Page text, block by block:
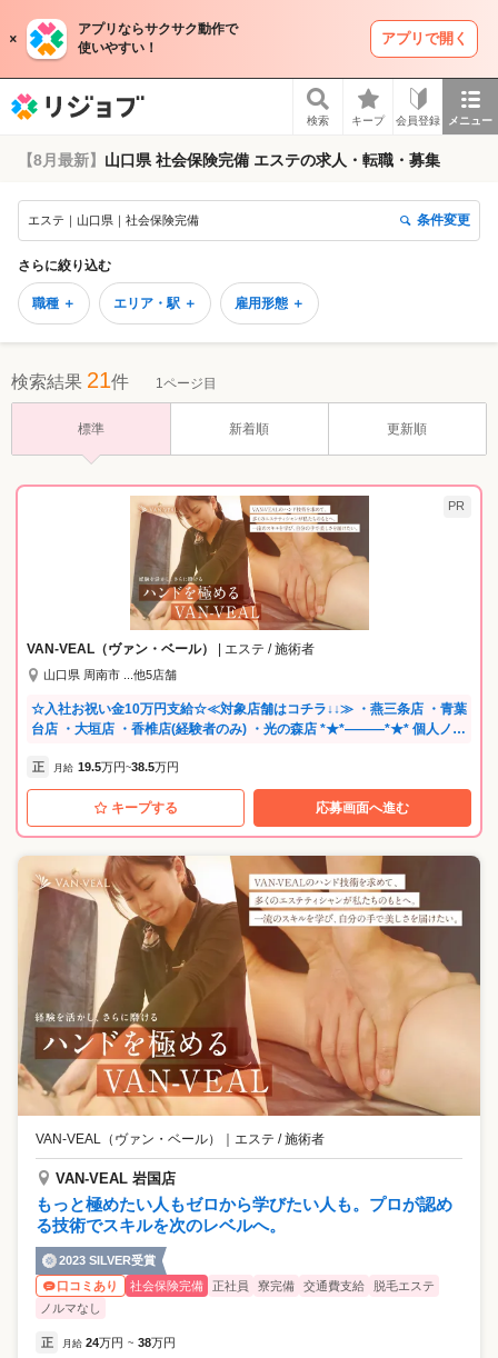
アプリならサクサク動作で
使いやすい！
アプリで開く
検索 キープ 会員登録 メニュー
【8月最新】 山口県 社会保険完備 エステの求人・転職・募集
エステ｜山口県｜社会保険完備 条件変更
さらに絞り込む
職種 ＋ エリア・駅 ＋ 雇用形態 ＋
検索結果 21件 1ページ目
標準 新着順 更新順
PR
VAN-VEAL（ヴァン・ベール） | エステ / 施術者
山口県 周南市 ...他5店舗
☆入社お祝い金10万円支給☆≪対象店舗はコチラ↓↓≫ ・燕三条店 ・青葉
台店 ・大垣店 ・香椎店(経験者のみ) ・光の森店 *★*―――*★* 個人ノル
リアアップ、評価を受けることができます。 ◎個人成績の歩合給はあり
ません。 あくまで会社全体、店全体での評価を原則としています。 ◎各
業務内容に応じた研修、勉強会が充実しています。 ◎働きながら資格取
得も応援できます。 ⌒⌒⌒⌒⌒⌒⌒⌒⌒⌒ 長く、いつまでも安心して働
ます。 長くやってきた中で、出産・育児を経験したスタッフが多数在
籍。 産休後の復帰は過去5年間の平均93％！ 自然に戻って来られる環境
作りに力を入れてきた成果です。 女性が主役であり、見本になるスタッ
フも多く活躍中🔶* ⌒⌒⌒⌒⌒⌒⌒⌒⌒⌒ 当社エステティシャンは60%
以上が中途入社。 経験はさまざまですが、ひとり一人に合った研修内容
で進めています。 好きで始めたエステティックの仕事。 長く楽しく続け
てほしいから、会社はあなたを全力でサポートします! ⌒⌒⌒⌒⌒⌒⌒⌒
機構(JEO)の認証を直営店全店舖が取得🔶* 日々、健全なサロン運営に取
り組んでいます。 これまで3度の更新・審査に連続で合格。 JEOより日
本のエステティック産業の健全化に多大な貢献をしたとし、 その功績を
讃えられ優秀事業者として表彰いただきました。 お客様に心から喜んで
もらえる。 そして、そこで働くスタッフやスタッフの家族も幸せになれ
正 月給 19.5万円~38.5万円
キープする 応募画面へ進む
VAN-VEAL（ヴァン・ベール） エステ / 施術者
VAN-VEAL 岩国店
もっと極めたい人もゼロから学びたい人も。プロが認め
る技術でスキルを次のレベルへ。
2023 SILVER受賞
口コミあり
社会保険完備 正社員 寮完備 交通費支給
脱毛エステ
ノルマなし
正 月給 24万円 ~ 38万円